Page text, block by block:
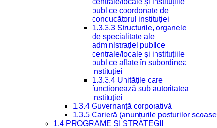
centrale/locale și instituțiile
publice coordonate de
conducătorul instituției
1.3.3.3 Structurile, organele
de specialitate ale
administrației publice
centrale/locale și instituțiile
publice aflate în subordinea
instituției
1.3.3.4 Unitățile care
funcționează sub autoritatea
instituției
1.3.4 Guvernanță corporativă
1.3.5 Carieră (anunțurile posturilor
1.4 PROGRAME ȘI STRATEGII